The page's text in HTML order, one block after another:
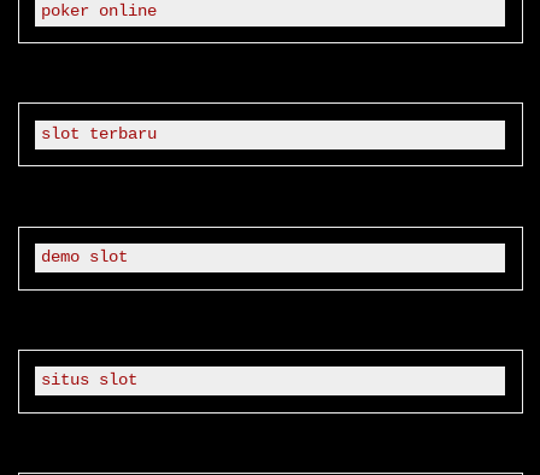
poker online
slot terbaru
demo slot
situs slot